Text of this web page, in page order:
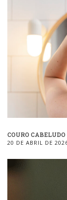
COURO CABELUDO
20 DE ABRIL DE